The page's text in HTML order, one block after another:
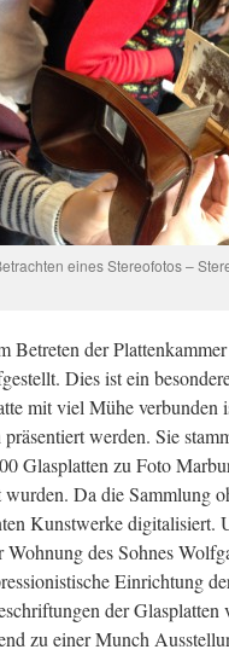
eines Stereofotos –
Betreten der
Dies ist ein
mit viel Mühe verbunden
präsentiert werden. Sie
Glasplatten zu Foto
wurden. Da die Sammlung
Kunstwerke digitalisiert.
Wohnung des Sohnes
Einrichtung
der
zu einer Munch